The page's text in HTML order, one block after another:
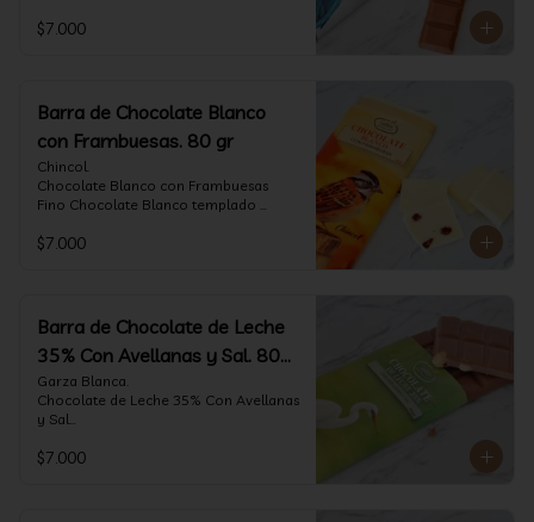
leche, notas de caramelo, especias y
$7.000
Barra de Chocolate Blanco
con Frambuesas. 80 gr
Chincol.
Chocolate Blanco con Frambuesas
Fino Chocolate Blanco templado
frambuesas deshidratadas, con un perfil
Formato: tableta 80 gramos.
$7.000
Barra de Chocolate de Leche
35% Con Avellanas y Sal. 80
gr
Garza Blanca.
Chocolate de Leche 35% Con Avellanas
y Sal
artesanalmente con Avellanas
$7.000